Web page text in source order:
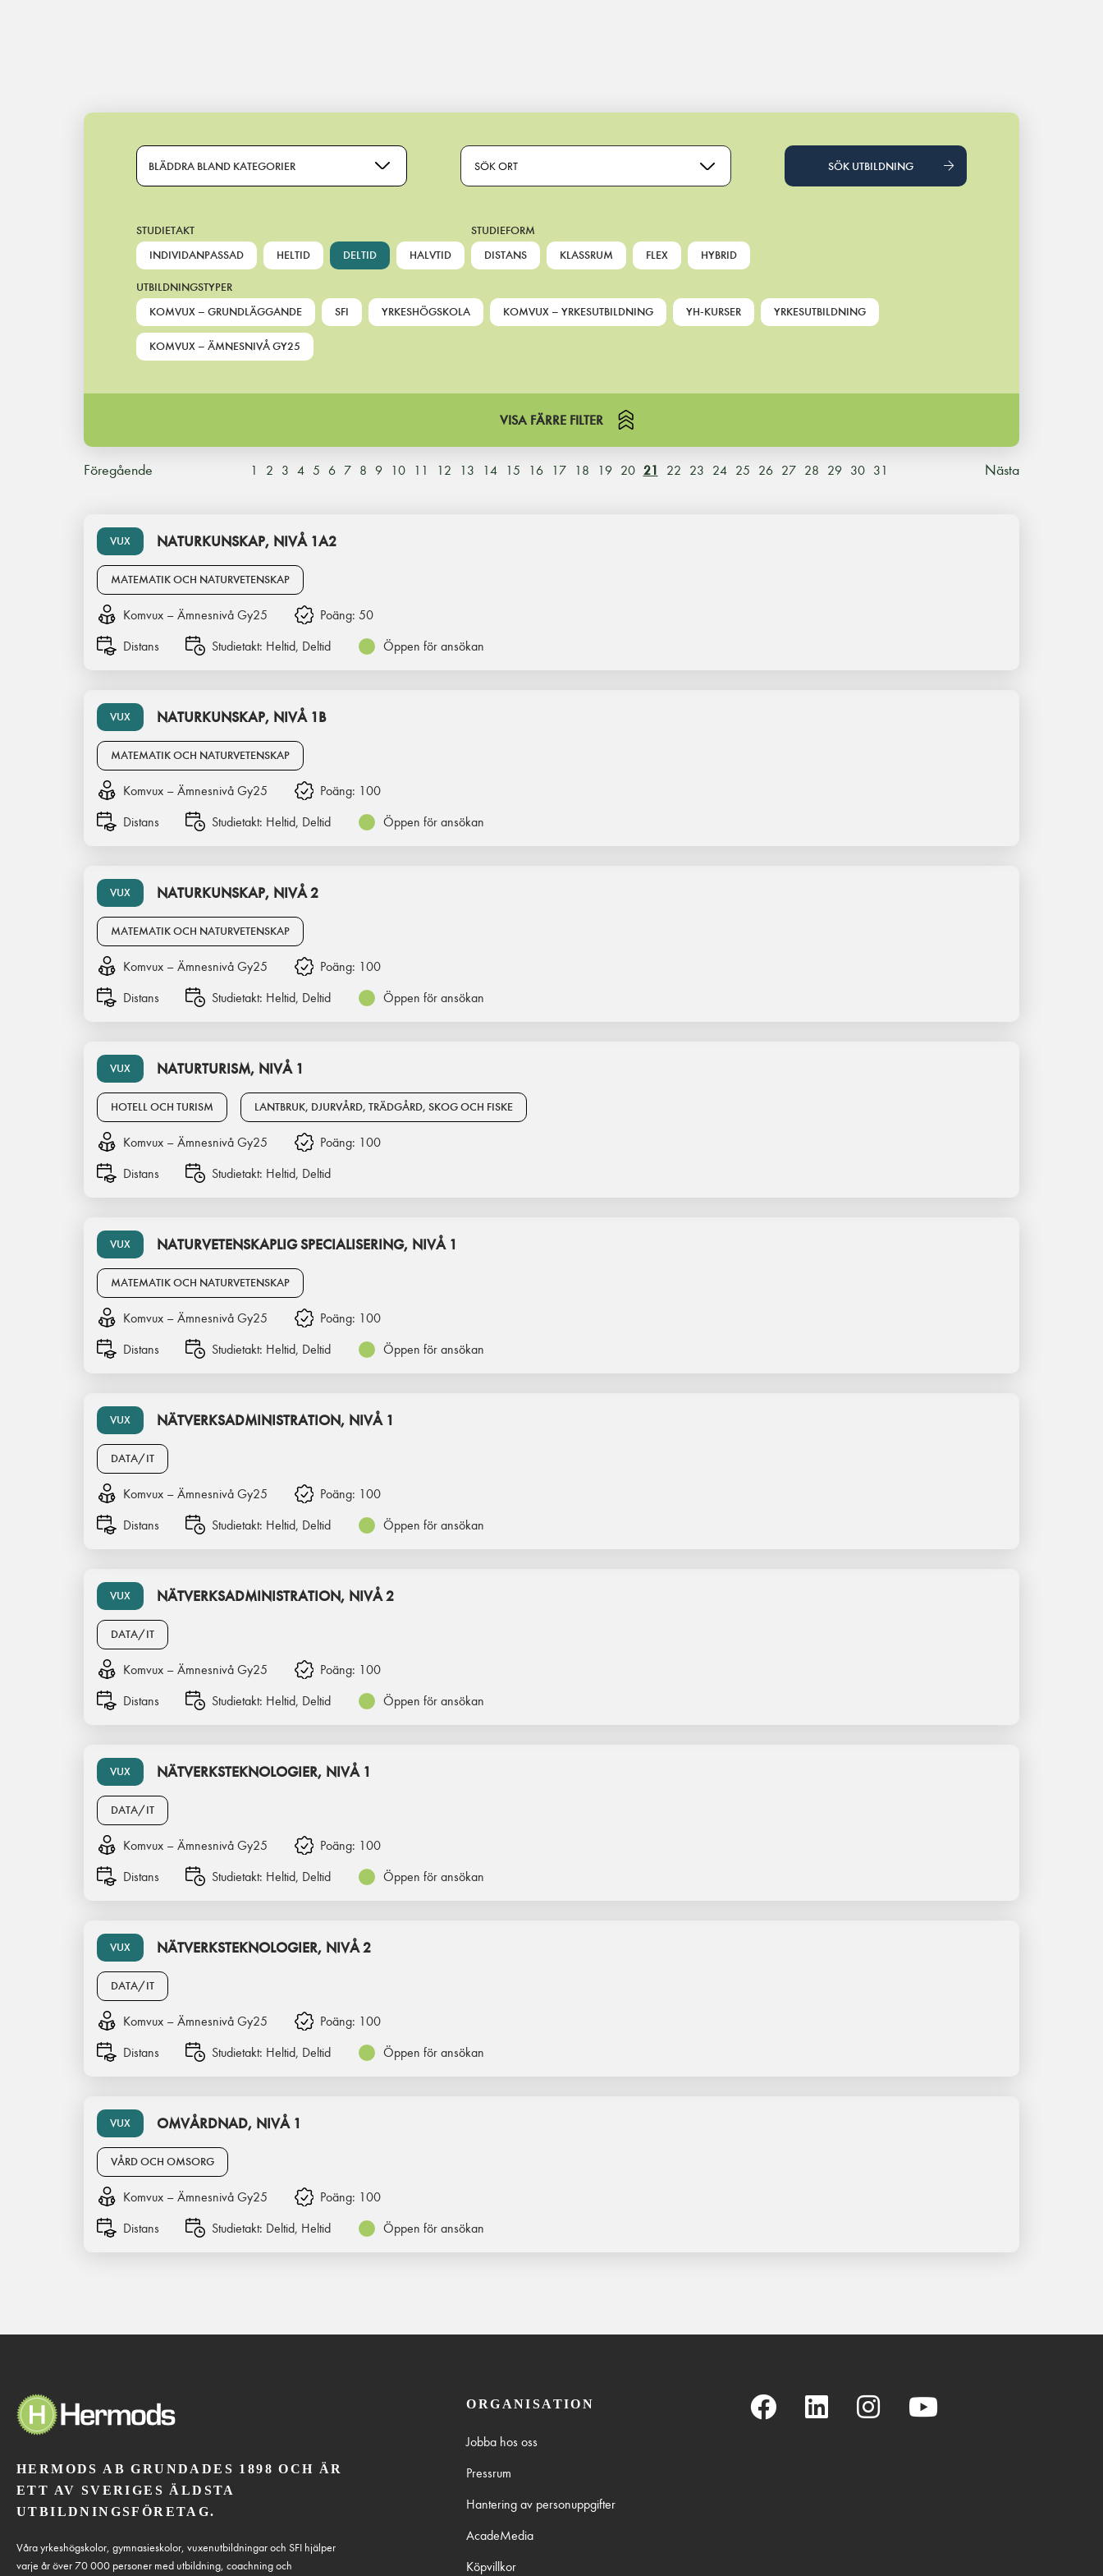
Main Navigation
BLÄDDRA BLAND KATEGORIER SÖK ORT SÖK UTBILDNING
STUDIETAKT
INDIVIDANPASSAD
HELTID DELTID HALVTID
STUDIEFORM
DISTANS
KLASSRUM FLEX HYBRID
UTBILDNINGSTYPER
KOMVUX – GRUNDLÄGGANDE
SFI YRKESHÖGSKOLA KOMVUX – YRKESUTBILDNING YH-KURSER YRKESUTBILDNING
KOMVUX – ÄMNESNIVÅ GY25
VISA FÄRRE FILTER
Föregående 1 2 3 4 5 6 7 8 9 10 11 12 13 14 15 16 17 18 19 20 21 22 23 24 25 26 27 28 29 30 31 Nästa
VUX NATURKUNSKAP, NIVÅ 1A2
MATEMATIK OCH NATURVETENSKAP
Komvux – Ämnesnivå Gy25 Poäng: 50
Distans
Studietakt: Heltid, Deltid Öppen för ansökan
VUX NATURKUNSKAP, NIVÅ 1B
MATEMATIK OCH NATURVETENSKAP
Komvux – Ämnesnivå Gy25 Poäng: 100
Distans
Studietakt: Heltid, Deltid Öppen för ansökan
VUX NATURKUNSKAP, NIVÅ 2
MATEMATIK OCH NATURVETENSKAP
Komvux – Ämnesnivå Gy25 Poäng: 100
Distans
Studietakt: Heltid, Deltid Öppen för ansökan
VUX NATURTURISM, NIVÅ 1
HOTELL OCH TURISM LANTBRUK, DJURVÅRD, TRÄDGÅRD, SKOG OCH FISKE
Komvux – Ämnesnivå Gy25 Poäng: 100
Distans
Studietakt: Heltid, Deltid
VUX NATURVETENSKAPLIG SPECIALISERING, NIVÅ 1
MATEMATIK OCH NATURVETENSKAP
Komvux – Ämnesnivå Gy25 Poäng: 100
Distans
Studietakt: Heltid, Deltid Öppen för ansökan
VUX NÄTVERKSADMINISTRATION, NIVÅ 1
DATA/IT
Komvux – Ämnesnivå Gy25 Poäng: 100
Distans
Studietakt: Heltid, Deltid Öppen för ansökan
VUX NÄTVERKSADMINISTRATION, NIVÅ 2
DATA/IT
Komvux – Ämnesnivå Gy25 Poäng: 100
Distans
Studietakt: Heltid, Deltid Öppen för ansökan
VUX NÄTVERKSTEKNOLOGIER, NIVÅ 1
DATA/IT
Komvux – Ämnesnivå Gy25 Poäng: 100
Distans
Studietakt: Heltid, Deltid Öppen för ansökan
VUX NÄTVERKSTEKNOLOGIER, NIVÅ 2
DATA/IT
Komvux – Ämnesnivå Gy25 Poäng: 100
Distans
Studietakt: Heltid, Deltid Öppen för ansökan
VUX OMVÅRDNAD, NIVÅ 1
VÅRD OCH OMSORG
Komvux – Ämnesnivå Gy25 Poäng: 100
Distans
Studietakt: Deltid, Heltid Öppen för ansökan
HERMODS AB GRUNDADES 1898 OCH ÄR
ETT AV SVERIGES ÄLDSTA
UTBILDNINGSFÖRETAG.
Våra yrkeshögskolor, gymnasieskolor, vuxenutbildningar och SFI hjälper
varje år över 70 000 personer med utbildning, coachning och
ORGANISATION
Jobba hos oss
Pressrum
Hantering av personuppgifter
AcadeMedia
Köpvillkor